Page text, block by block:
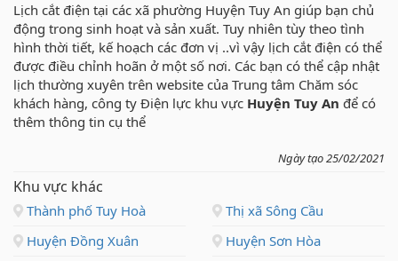
Lịch cắt điện tại các xã phường Huyện Tuy An giúp bạn chủ
động trong sinh hoạt và sản xuất. Tuy nhiên tùy theo tình
hình thời tiết, kế hoạch các đơn vị ..vì vậy lịch cắt điện có thể
được điều chỉnh hoãn ở một số nơi. Các bạn có thể cập nhật
lịch thường xuyên trên website của Trung tâm Chăm sóc
khách hàng, công ty Điện lực khu vực Huyện Tuy An để có
thêm thông tin cụ thể
Ngày tạo 25/02/2021
Khu vực khác
Thành phố Tuy Hoà
Thị xã Sông Cầu
Huyện Đồng Xuân
Huyện Sơn Hòa